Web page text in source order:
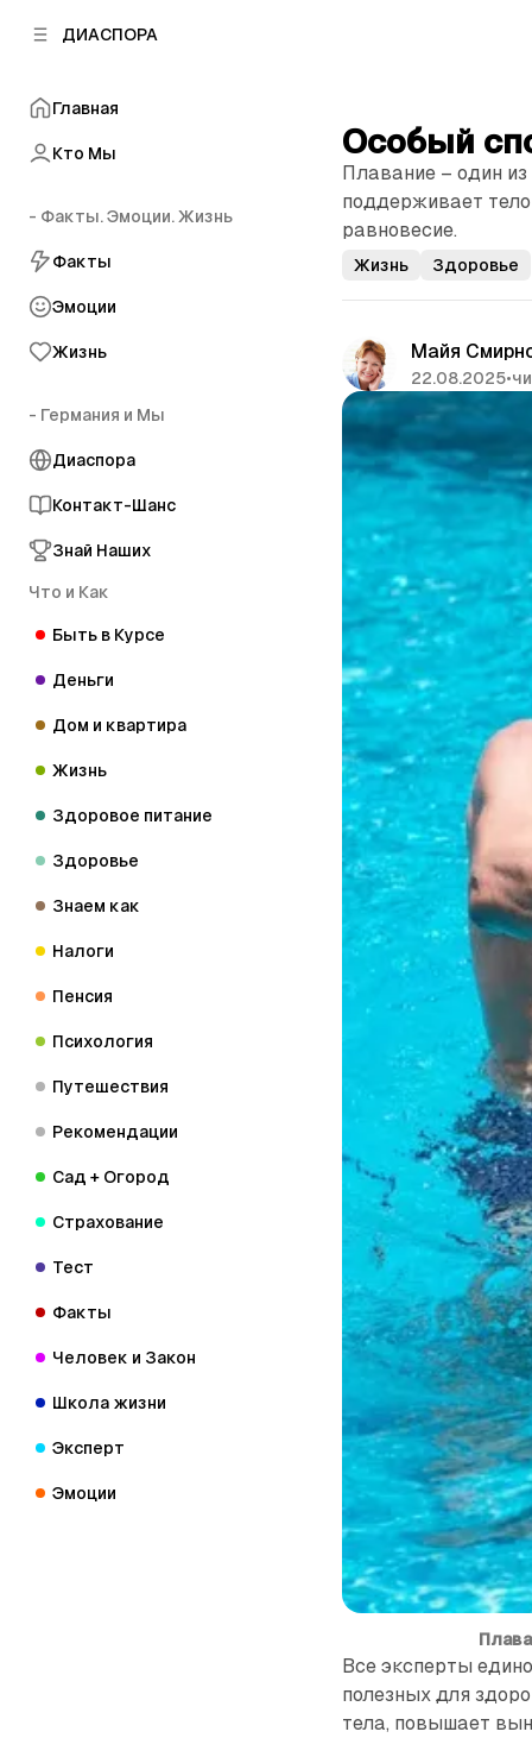
ДИАСПОРА
Главная
Кто Мы
- Факты. Эмоции. Жизнь
Факты
Эмоции
Жизнь
- Германия и Мы
Диаспора
Контакт-Шанс
Знай Наших
Что и Как
Быть в Курсе
Деньги
Дом и квартира
Жизнь
Здоровое питание
Здоровье
Знаем как
Налоги
Пенсия
Психология
Путешествия
Рекомендации
Сад + Огород
Страхование
Тест
Факты
Человек и Закон
Школа жизни
Эксперт
Эмоции
Особый
Плавание – один
поддерживает
равновесие.
Жизнь Здоровье
Майя
22.08.2025•
Все эксперты
полезных для
тела, повышает